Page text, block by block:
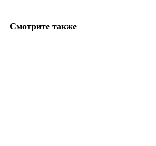
Смотрите также